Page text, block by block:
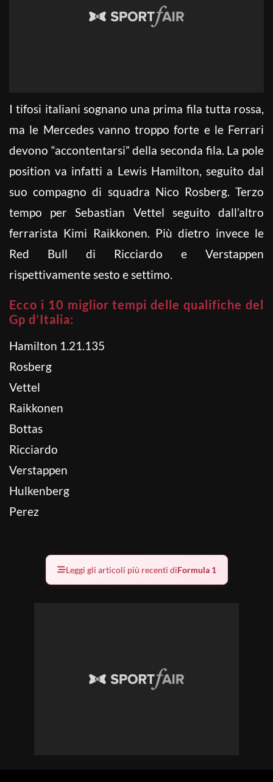
I tifosi italiani sognano una prima fila tutta rossa,
ma le Mercedes vanno troppo forte e le Ferrari
devono “accontentarsi” della seconda fila. La pole
position va infatti a Lewis Hamilton, seguito dal
suo compagno di squadra Nico Rosberg. Terzo
tempo per Sebastian Vettel seguito dall’altro
ferrarista Kimi Raikkonen. Più dietro invece le
Red Bull di Ricciardo e Verstappen
rispettivamente sesto e settimo.
Ecco i 10 miglior tempi delle qualifiche del
Gp d’Italia:
Hamilton 1.21.135
Rosberg
Vettel
Raikkonen
Bottas
Ricciardo
Verstappen
Hulkenberg
Perez
Leggi gli articoli più recenti diFormula 1